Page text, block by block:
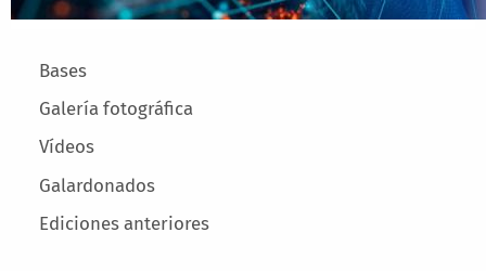
Main menu
Bases
Galería fotográfica
Vídeos
Galardonados
Ediciones anteriores